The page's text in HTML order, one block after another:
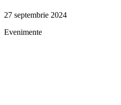
27 septembrie 2024
Evenimente